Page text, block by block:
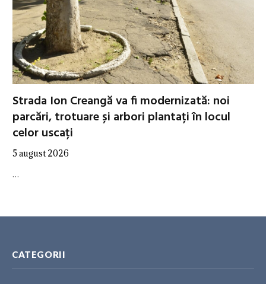
Strada Ion Creangă va fi modernizată: noi
parcări, trotuare și arbori plantați în locul
celor uscați
5 august 2026
…
CATEGORII